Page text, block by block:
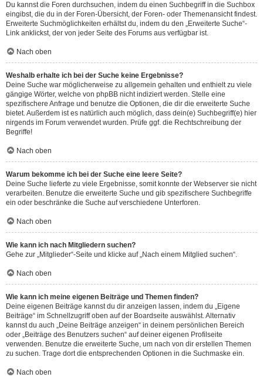
Du kannst die Foren durchsuchen, indem du einen Suchbegriff in die Suchbox
eingibst, die du in der Foren-Übersicht, der Foren- oder Themenansicht findest.
Erweiterte Suchmöglichkeiten erhältst du, indem du den „Erweiterte Suche“-
Link anklickst, der von jeder Seite des Forums aus verfügbar ist.
Nach oben
Weshalb erhalte ich bei der Suche keine Ergebnisse?
Deine Suche war möglicherweise zu allgemein gehalten und enthielt zu viele
gängige Wörter, welche von phpBB nicht indiziert werden. Stelle eine
spezifischere Anfrage und benutze die Optionen, die dir die erweiterte Suche
bietet. Außerdem ist es natürlich auch möglich, dass dein(e) Suchbegriff(e) hier
nirgends im Forum verwendet wurden. Prüfe ggf. die Rechtschreibung der
Begriffe!
Nach oben
Warum bekomme ich bei der Suche eine leere Seite?
Deine Suche lieferte zu viele Ergebnisse, somit konnte der Webserver sie nicht
verarbeiten. Benutze die erweiterte Suche und gib spezifischere Suchbegriffe
ein oder beschränke die Suche auf verschiedene Unterforen.
Nach oben
Wie kann ich nach Mitgliedern suchen?
Gehe zur „Mitglieder“-Seite und klicke auf „Nach einem Mitglied suchen“.
Nach oben
Wie kann ich meine eigenen Beiträge und Themen finden?
Deine eigenen Beiträge kannst du dir anzeigen lassen, indem du „Eigene
Beiträge“ im Schnellzugriff oben auf der Boardseite auswählst. Alternativ
kannst du auch „Deine Beiträge anzeigen“ in deinem persönlichen Bereich
oder „Beiträge des Benutzers suchen“ auf deiner eigenen Profilseite
verwenden. Benutze die erweiterte Suche, um nach von dir erstellen Themen
zu suchen. Trage dort die entsprechenden Optionen in die Suchmaske ein.
Nach oben